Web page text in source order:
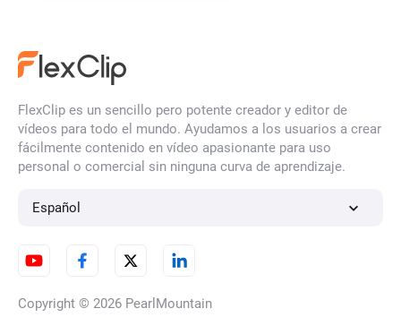
FlexClip es un sencillo pero potente creador y editor de
vídeos para todo el mundo. Ayudamos a los usuarios a crear
fácilmente contenido en vídeo apasionante para uso
personal o comercial sin ninguna curva de aprendizaje.
Español
Copyright © 2026 PearlMountain